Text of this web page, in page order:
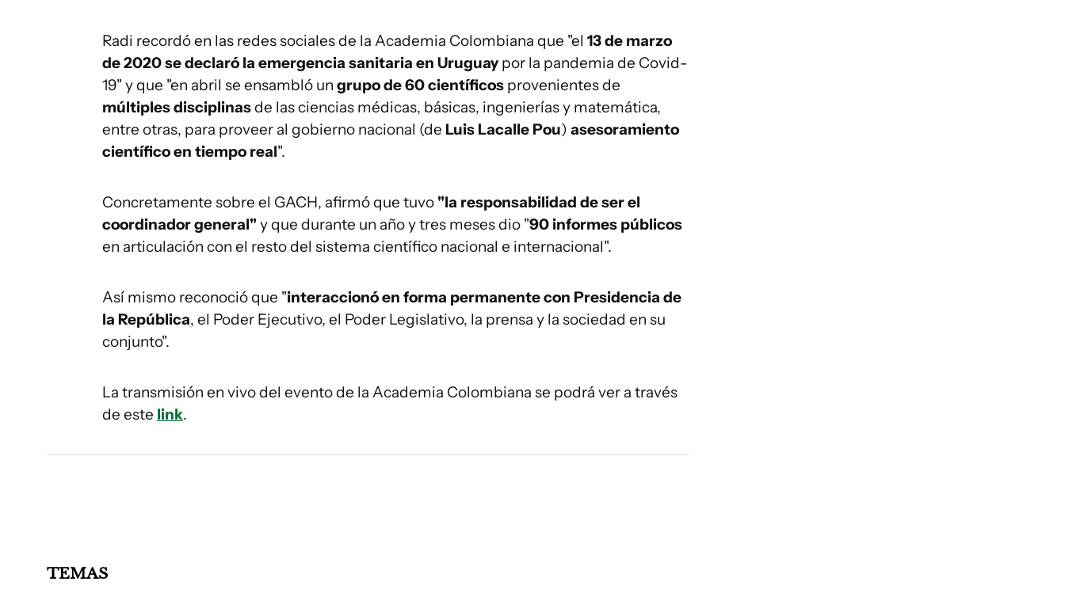
Radi recordó en las redes sociales de la Academia Colombiana que "el 13 de marzo
de 2020 se declaró la emergencia sanitaria en Uruguaypor la pandemia de Covid-
19" y que "en abril se ensambló un grupo de 60 científicos provenientes de
múltiples disciplinasde las ciencias médicas, básicas, ingenierías y matemática,
entre otras, para proveer al gobierno nacional (de Luis Lacalle Pou) asesoramiento
científico en tiempo real".
Concretamente sobre el GACH, afirmó que tuvo "la responsabilidad de ser el
coordinador general"y que durante un año y tres meses dio "90 informes públicos
en articulación con el resto del sistema científico nacional e internacional".
Así mismo reconoció que "interaccionó en forma permanente con Presidencia de
la República, el Poder Ejecutivo, el Poder Legislativo, la prensa y la sociedad en su
conjunto".
La transmisión en vivo del evento de la Academia Colombiana se podrá ver a través
de este link.
TEMAS